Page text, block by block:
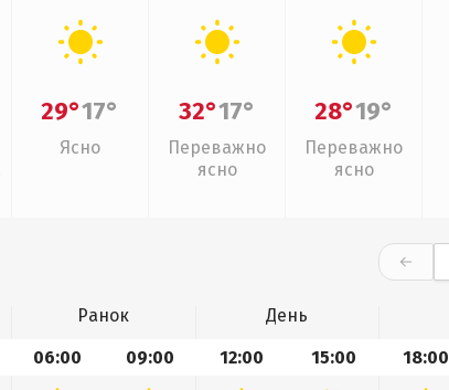
29°17°
Ясно
32°17°
Переважно
ясно
28°19°
Переважно
ясно
Ранок День
06:00 09:00 12:00 15:00 18:00